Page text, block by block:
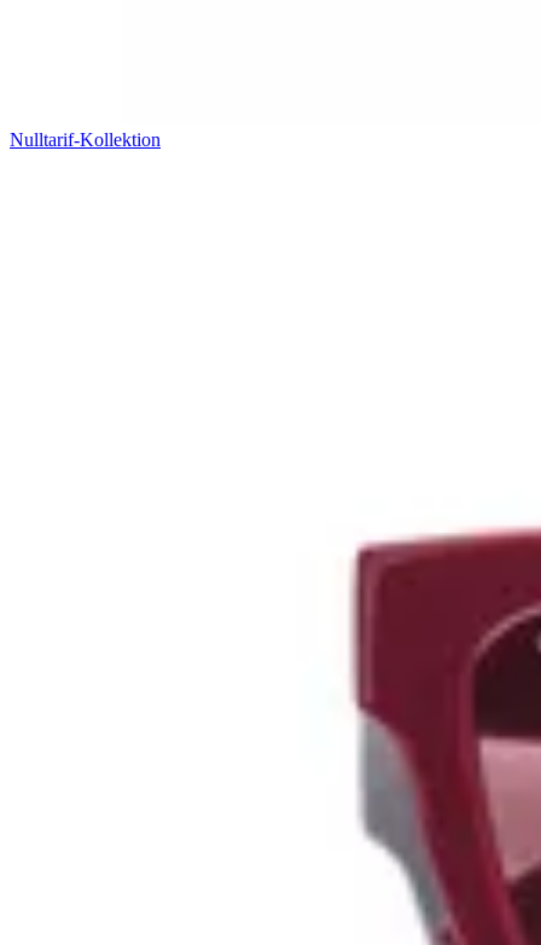
Nulltarif-Kollektion